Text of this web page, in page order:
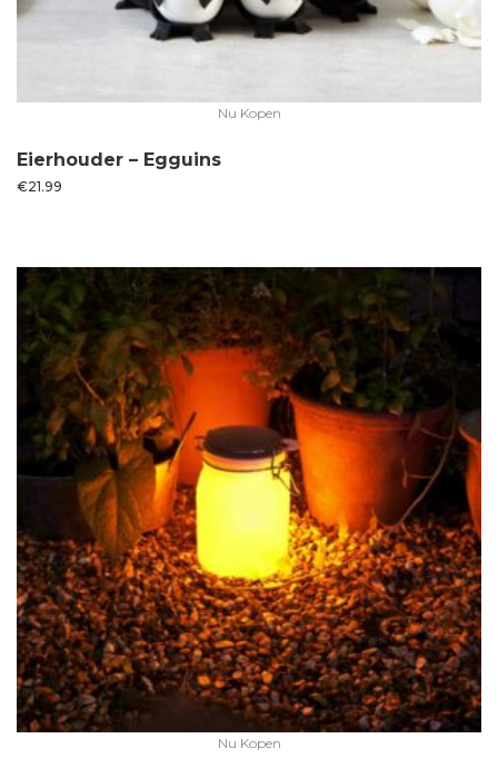
Nu Kopen
Eierhouder – Egguins
€21.99
Nu Kopen